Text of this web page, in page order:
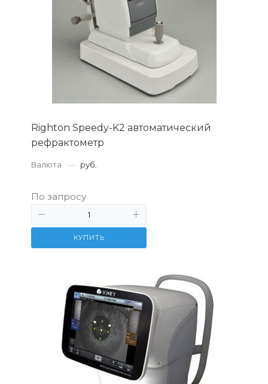
Righton Speedy-K2 автоматический
рефрактометр
Валюта — руб.
По запросу
КУПИТЬ